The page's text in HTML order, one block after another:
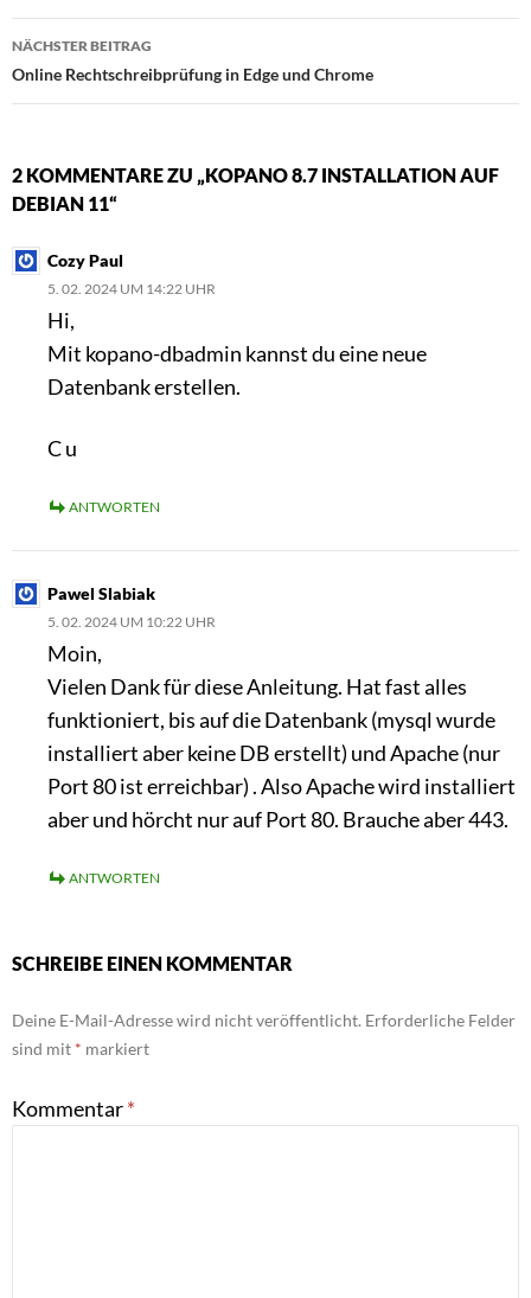
NÄCHSTER BEITRAG
Online Rechtschreibprüfung in Edge und Chrome
2 KOMMENTARE ZU „KOPANO 8.7 INSTALLATION AUF
DEBIAN 11“
Cozy Paul
5. 02. 2024 UM 14:22 UHR
Hi,
Mit kopano-dbadmin kannst du eine neue
Datenbank erstellen.
C u
ANTWORTEN
Pawel Slabiak
5. 02. 2024 UM 10:22 UHR
Moin,
Vielen Dank für diese Anleitung. Hat fast alles
funktioniert, bis auf die Datenbank (mysql wurde
installiert aber keine DB erstellt) und Apache (nur
Port 80 ist erreichbar) . Also Apache wird installiert
aber und hörcht nur auf Port 80. Brauche aber 443.
ANTWORTEN
SCHREIBE EINEN KOMMENTAR
Deine E-Mail-Adresse wird nicht veröffentlicht. Erforderliche Felder
sind mit * markiert
Kommentar*